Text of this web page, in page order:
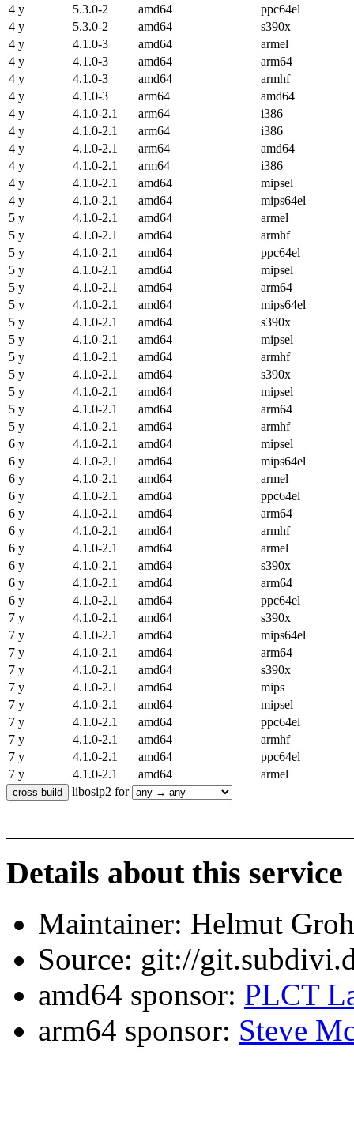
4 y
5.3.0-2 amd64
ppc64el
4 y
5.3.0-2 amd64
s390x
4 y
4.1.0-3 amd64
armel
4 y
4.1.0-3 amd64
arm64
4 y
4.1.0-3 amd64
armhf
4 y
4.1.0-3 arm64
amd64
4 y
4.1.0-2.1 arm64
i386
4 y
4.1.0-2.1 arm64
i386
4 y
4.1.0-2.1 arm64
amd64
4 y
4.1.0-2.1 arm64
i386
4 y
4.1.0-2.1 amd64
mipsel
4 y
4.1.0-2.1 amd64
mips64el
5 y
4.1.0-2.1 amd64
armel
5 y
4.1.0-2.1 amd64
armhf
5 y
4.1.0-2.1 amd64
ppc64el
5 y
4.1.0-2.1 amd64
mipsel
5 y
4.1.0-2.1 amd64
arm64
5 y
4.1.0-2.1 amd64
mips64el
5 y
4.1.0-2.1 amd64
s390x
5 y
4.1.0-2.1 amd64
mipsel
5 y
4.1.0-2.1 amd64
armhf
5 y
4.1.0-2.1 amd64
s390x
5 y
4.1.0-2.1 amd64
mipsel
5 y
4.1.0-2.1 amd64
arm64
5 y
4.1.0-2.1 amd64
armhf
6 y
4.1.0-2.1 amd64
mipsel
6 y
4.1.0-2.1 amd64
mips64el
6 y
4.1.0-2.1 amd64
armel
6 y
4.1.0-2.1 amd64
ppc64el
6 y
4.1.0-2.1 amd64
arm64
6 y
4.1.0-2.1 amd64
armhf
6 y
4.1.0-2.1 amd64
armel
6 y
4.1.0-2.1 amd64
s390x
6 y
4.1.0-2.1 amd64
arm64
6 y
4.1.0-2.1 amd64
ppc64el
7 y
4.1.0-2.1 amd64
s390x
7 y
4.1.0-2.1 amd64
mips64el
7 y
4.1.0-2.1 amd64
arm64
7 y
4.1.0-2.1 amd64
s390x
7 y
4.1.0-2.1 amd64
mips
7 y
4.1.0-2.1 amd64
mipsel
7 y
4.1.0-2.1 amd64
ppc64el
7 y
4.1.0-2.1 amd64
armhf
7 y
4.1.0-2.1 amd64
ppc64el
7 y
4.1.0-2.1 amd64
armel
libosip2 for
Details about this service
Maintainer: Helmut
Source: git://
amd64 sponsor: PLCT
arm64 sponsor: Steve